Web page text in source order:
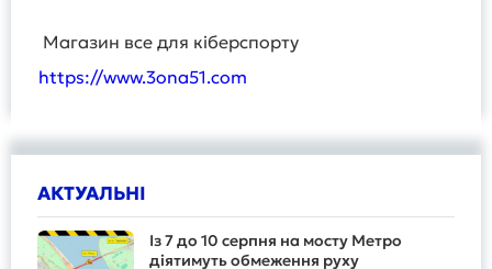
Магазин все для кіберспорту
https://www.3ona51.com
АКТУАЛЬНІ
Із 7 до 10 серпня на мосту Метро
діятимуть обмеження руху